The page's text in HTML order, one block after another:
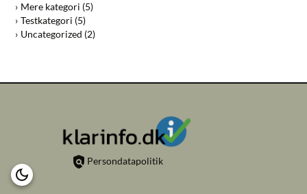
Mere kategori (5)
Testkategori (5)
Uncategorized (2)
Persondatapolitik